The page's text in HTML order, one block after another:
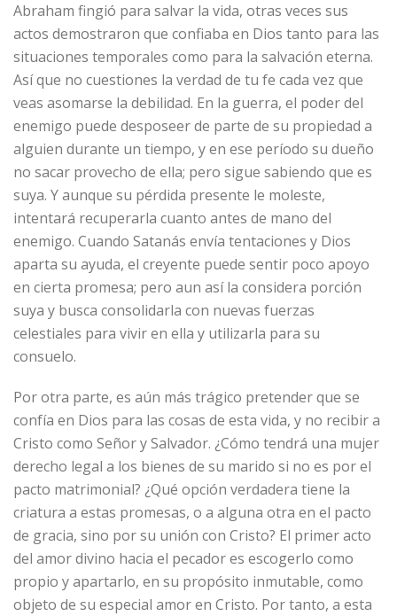
Abraham fingió para salvar la vida, otras veces sus
actos demostraron que confiaba en Dios tanto para las
situaciones temporales como para la salvación eterna.
Así que no cuestiones la verdad de tu fe cada vez que
veas asomarse la debilidad. En la guerra, el poder del
enemigo puede desposeer de parte de su propiedad a
alguien durante un tiempo, y en ese período su dueño
no sacar provecho de ella; pero sigue sabiendo que es
suya. Y aunque su pérdida presente le moleste,
intentará recuperarla cuanto antes de mano del
enemigo. Cuando Satanás envía tentaciones y Dios
aparta su ayuda, el creyente puede sentir poco apoyo
en cierta promesa; pero aun así la considera porción
suya y busca consolidarla con nuevas fuerzas
celestiales para vivir en ella y utilizarla para su
consuelo.
Por otra parte, es aún más trágico pretender que se
confía en Dios para las cosas de esta vida, y no recibir a
Cristo como Señor y Salvador. ¿Cómo tendrá una mujer
derecho legal a los bienes de su marido si no es por el
pacto matrimonial? ¿Qué opción verdadera tiene la
criatura a estas promesas, o a alguna otra en el pacto
de gracia, sino por su unión con Cristo? El primer acto
del amor divino hacia el pecador es escogerlo como
propio y apartarlo, en su propósito inmutable, como
objeto de su especial amor en Cristo. Por tanto, a esta